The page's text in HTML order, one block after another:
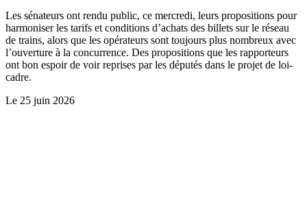
Les sénateurs ont rendu public, ce mercredi, leurs propositions pour
harmoniser les tarifs et conditions d’achats des billets sur le réseau
de trains, alors que les opérateurs sont toujours plus nombreux avec
l’ouverture à la concurrence. Des propositions que les rapporteurs
ont bon espoir de voir reprises par les députés dans le projet de loi-
cadre.
Le 25 juin 2026